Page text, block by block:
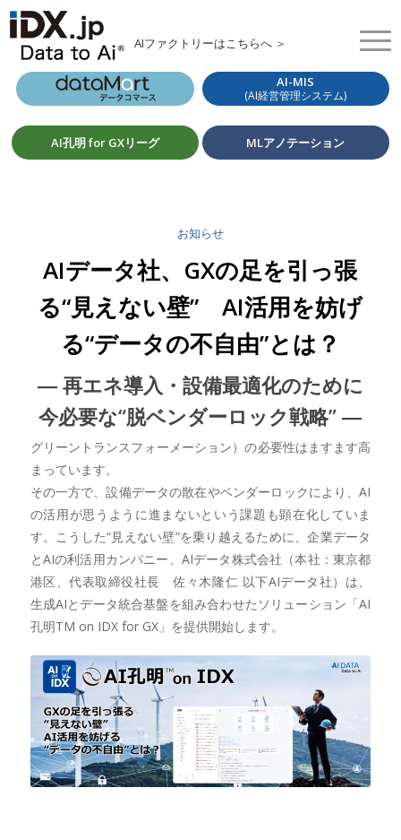
AIファクトリーはこちらへ ＞
AI-MIS
(AI経営管理システム)
AI孔明 for GXリーグ MLアノテーション
お知らせ
AIデータ社、GXの足を引っ張
る“見えない壁” AI活用を妨げ
る“データの不自由”とは？
― 再エネ導入・設備最適化のために
今必要な“脱ベンダーロック戦略” ―
グリーントランスフォーメーション）の必要性はますます高
まっています。
その一方で、設備データの散在やベンダーロックにより、AI
の活用が思うように進まないという課題も顕在化していま
す。こうした“見えない壁”を乗り越えるために、企業データ
とAIの利活用カンパニー、AIデータ株式会社（本社：東京都
港区、代表取締役社長 佐々木隆仁 以下AIデータ社）は、
生成AIとデータ統合基盤を組み合わせたソリューション「AI
孔明TM on IDX for GX」を提供開始します。